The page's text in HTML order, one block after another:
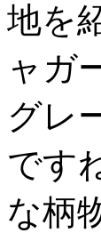
地を
ャガ
グレ
です
な柄